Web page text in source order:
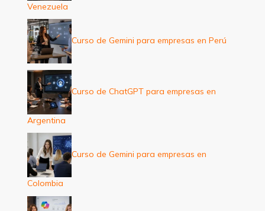
Venezuela
Curso de Gemini para empresas en Perú
Curso de ChatGPT para empresas en
Argentina
Curso de Gemini para empresas en
Colombia